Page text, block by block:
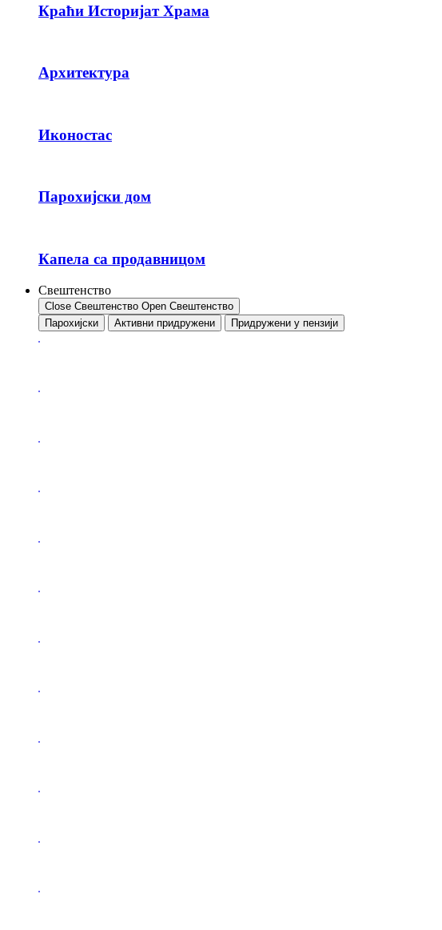
Краћи Историјат Храма
Архитектура
Иконостас
Парохијски дом
Капела са продавницом
Свештенство
Close Свештенство Open Свештенство
Парохијски
Активни придружени Придружени у пензији